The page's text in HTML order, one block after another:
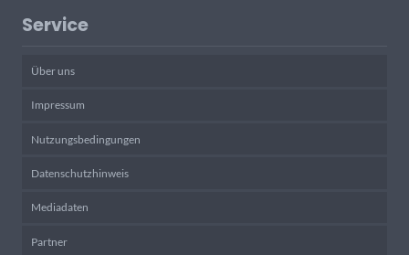
Service
Über uns
Impressum
Nutzungsbedingungen
Datenschutzhinweis
Mediadaten
Partner